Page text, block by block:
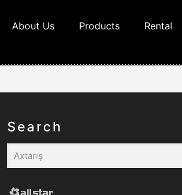
About Us Products Rental
Search